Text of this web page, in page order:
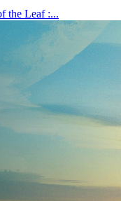
the Leaf :...